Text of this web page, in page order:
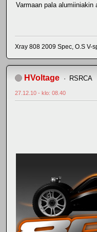
Varmaan pala alumiiniakin
Xray 808 2009 Spec, O.S V-
HVoltage RSRCA
27.12.10 - klo: 08.40